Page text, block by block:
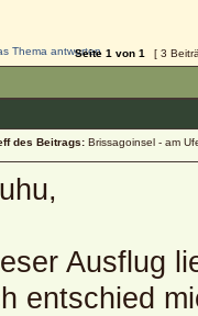
Seite1 von1 [ 3
des Beitrags: Brissagoinsel - am
Ausflug
entschied